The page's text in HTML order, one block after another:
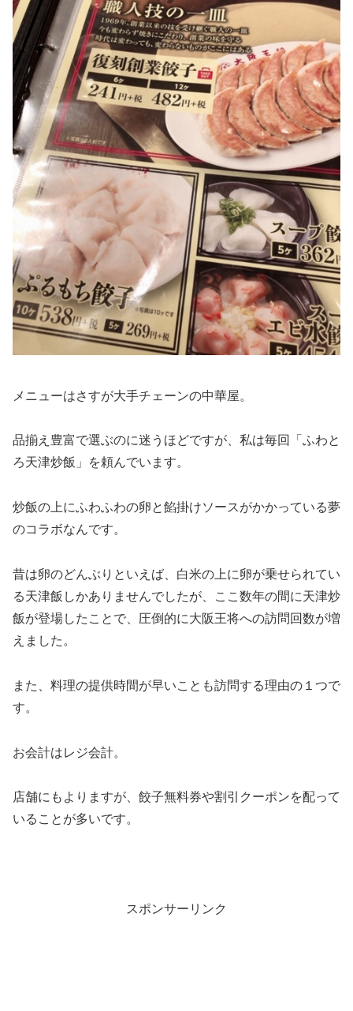
メニューはさすが大手チェーンの中華屋。
品揃え豊富で選ぶのに迷うほどですが、私は毎回「ふわと
ろ天津炒飯」を頼んでいます。
炒飯の上にふわふわの卵と餡掛けソースがかかっている夢
のコラボなんです。
昔は卵のどんぶりといえば、白米の上に卵が乗せられてい
る天津飯しかありませんでしたが、ここ数年の間に天津炒
飯が登場したことで、圧倒的に大阪王将への訪問回数が増
えました。
また、料理の提供時間が早いことも訪問する理由の１つで
す。
お会計はレジ会計。
店舗にもよりますが、餃子無料券や割引クーポンを配って
いることが多いです。
スポンサーリンク